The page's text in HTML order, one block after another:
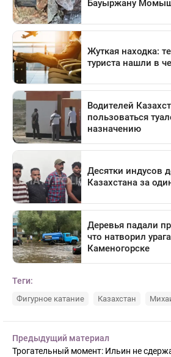
Теги:
Фигурное катание Казахстан
Предыдущий материал
Трогательный момент: Ильин не